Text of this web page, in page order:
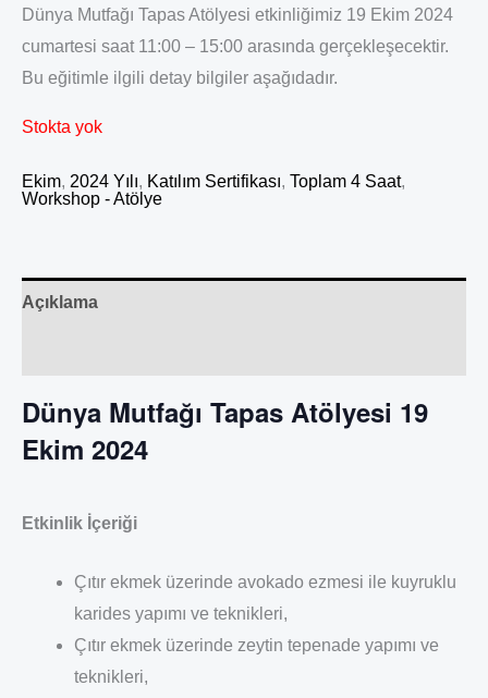
Dünya Mutfağı Tapas Atölyesi etkinliğimiz 19 Ekim 2024
cumartesi saat 11:00 – 15:00 arasında gerçekleşecektir.
Bu eğitimle ilgili detay bilgiler aşağıdadır.
Stokta yok
Ekim, 2024 Yılı, Katılım Sertifikası, Toplam 4 Saat,
Workshop - Atölye
Açıklama
Dünya Mutfağı Tapas Atölyesi 19
Ekim 2024
Etkinlik İçeriği
Çıtır ekmek üzerinde avokado ezmesi ile kuyruklu
karides yapımı ve teknikleri,
Çıtır ekmek üzerinde zeytin tepenade yapımı ve
teknikleri,